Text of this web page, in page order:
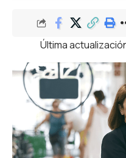
Última